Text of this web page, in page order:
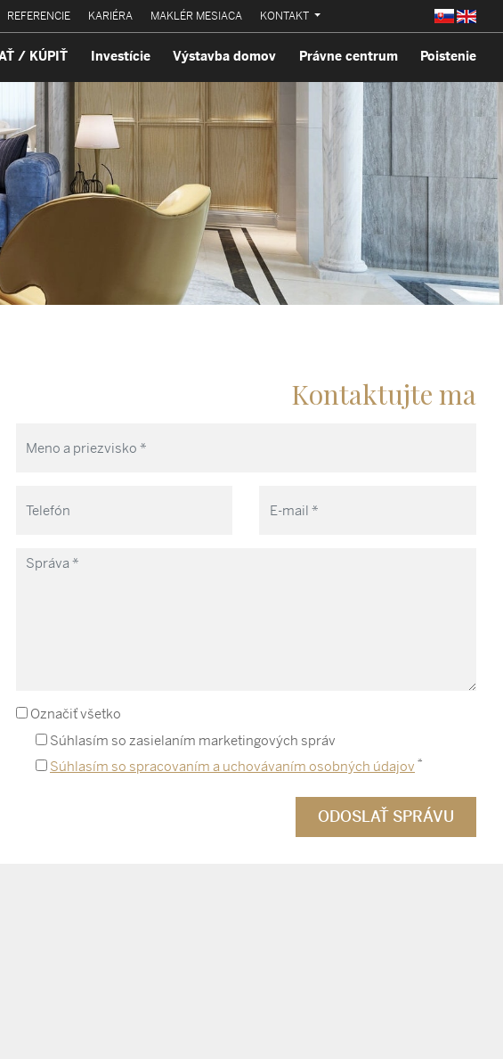
REFERENCIE KARIÉRA MAKLÉR MESIACA KONTAKT
/ KÚPIŤ Investície Výstavba domov Právne centrum Poistenie
Kontaktujte ma
Označiť všetko
Súhlasím so zasielaním marketingových správ
Súhlasím so spracovaním a uchovávaním osobných údajov *